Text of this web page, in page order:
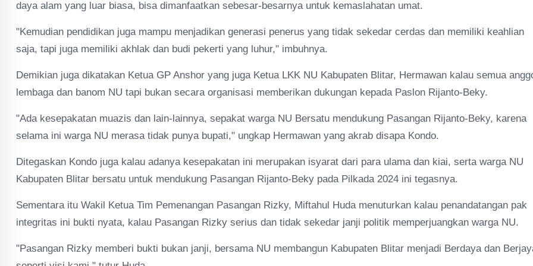
daya alam yang luar biasa, bisa dimanfaatkan sebesar-besarnya untuk kemaslahatan umat.
"Kemudian pendidikan juga mampu menjadikan generasi penerus yang tidak sekedar cerdas dan memiliki keahlian
saja, tapi juga memiliki akhlak dan budi pekerti yang luhur," imbuhnya.
Demikian juga dikatakan Ketua GP Anshor yang juga Ketua LKK NU Kabupaten Blitar, Hermawan kalau semua
lembaga dan banom NU tapi bukan secara organisasi memberikan dukungan kepada Paslon Rijanto-Beky.
"Ada kesepakatan muazis dan lain-lainnya, sepakat warga NU Bersatu mendukung Pasangan Rijanto-Beky, karena
selama ini warga NU merasa tidak punya bupati," ungkap Hermawan yang akrab disapa Kondo.
Ditegaskan Kondo juga kalau adanya kesepakatan ini merupakan isyarat dari para ulama dan kiai, serta warga NU
Kabupaten Blitar bersatu untuk mendukung Pasangan Rijanto-Beky pada Pilkada 2024 ini tegasnya.
Sementara itu Wakil Ketua Tim Pemenangan Pasangan Rizky, Miftahul Huda menuturkan kalau penandatangan pak
integritas ini bukti nyata, kalau Pasangan Rizky serius dan tidak sekedar janji politik memperjuangkan warga NU.
"Pasangan Rizky memberi bukti bukan janji, bersama NU membangun Kabupaten Blitar menjadi Berdaya dan